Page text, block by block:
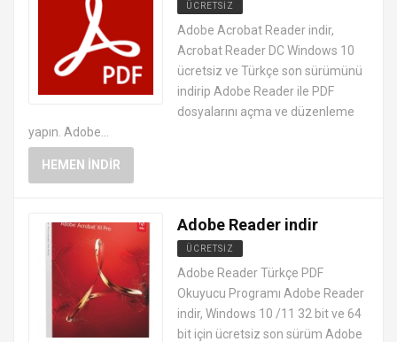
ÜCRETSIZ
OFFICE PROGRAMLARI
Adobe Acrobat Reader indir,
Acrobat Reader DC Windows 10
ücretsiz ve Türkçe son sürümünü
indirip Adobe Reader ile PDF
dosyalarını açma ve düzenleme
yapın. Adobe...
HEMEN İNDIR
Adobe Reader indir
ÜCRETSIZ
OFFICE PROGRAMLARI
Adobe Reader Türkçe PDF
Okuyucu Programı Adobe Reader
indir, Windows 10 /11 32 bit ve 64
bit için ücretsiz son sürüm Adobe